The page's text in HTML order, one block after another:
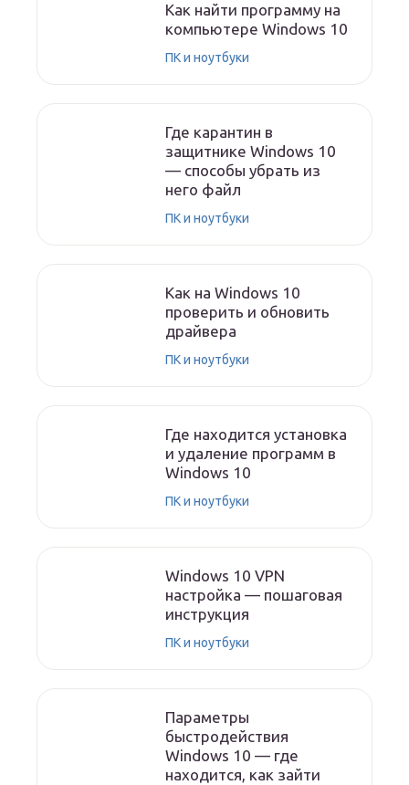
Как найти программу на
компьютере Windows 10
ПК и ноутбуки
Где карантин в
защитнике Windows 10
— способы убрать из
него файл
ПК и ноутбуки
Как на Windows 10
проверить и обновить
драйвера
ПК и ноутбуки
Где находится установка
и удаление программ в
Windows 10
ПК и ноутбуки
Windows 10 VPN
настройка — пошаговая
инструкция
ПК и ноутбуки
Параметры
быстродействия
Windows 10 — где
находится, как зайти